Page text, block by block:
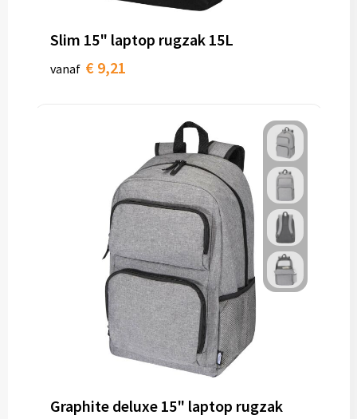
Slim 15" laptop rugzak 15L
vanaf € 9,21
Graphite deluxe 15" laptop rugzak